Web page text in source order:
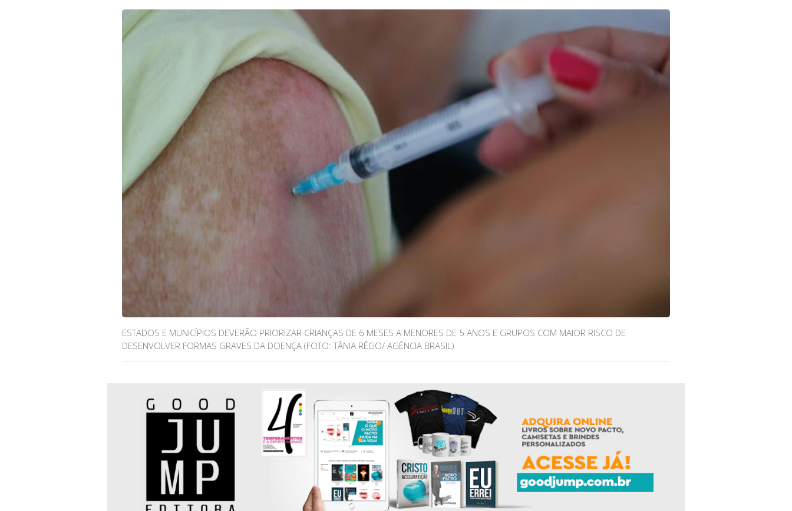
ESTADOS E MUNICÍPIOS DEVERÃO PRIORIZAR CRIANÇAS DE 6 MESES A MENORES DE 5 ANOS E GRUPOS COM MAIOR RISCO DE
DESENVOLVER FORMAS GRAVES DA DOENÇA (FOTO: TÂNIA RÊGO/ AGÊNCIA BRASIL)